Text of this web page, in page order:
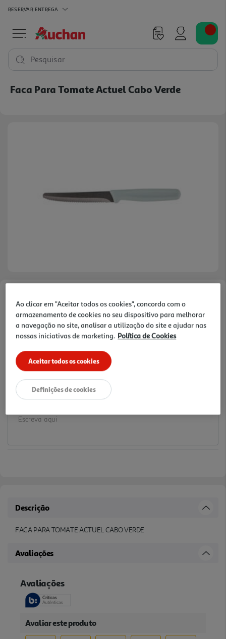
RESERVAR ENTREGA
Pesquisar
Faca Para Tomate Actuel Cabo Verde
0.99 €/un
0,99 €
Notas de preparação
Descrição
FACA PARA TOMATE ACTUEL CABO VERDE
Avaliações
Ao clicar em "Aceitar todos os cookies", concorda com o
armazenamento de cookies no seu dispositivo para melhorar
a navegação no site, analisar a utilização do site e ajudar nas
nossas iniciativas de marketing. Política de Cookies
Aceitar todos os cookies
Definições de cookies